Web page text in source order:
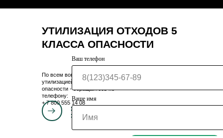
УТИЛИЗАЦИЯ ОТХОДОВ 5
КЛАССА ОПАСНОСТИ
По всем вопросам связанным с
утилизацией отходов 5 класса
опасности - обращайтесь по
телефону:
+ 7 800 555 14 08
Запросить консультацию.
Это бесплатно!
Ваш телефон
Ваше имя